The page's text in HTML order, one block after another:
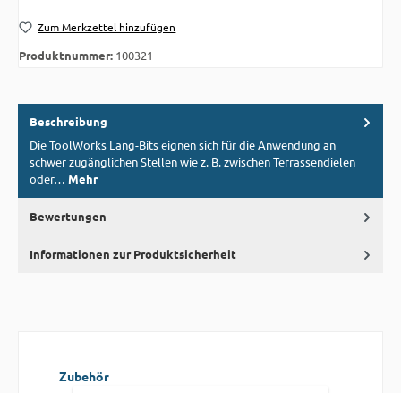
Zum Merkzettel hinzufügen
Produktnummer: 100321
Beschreibung
Die ToolWorks Lang-Bits eignen sich für die Anwendung an
schwer zugänglichen Stellen wie z. B. zwischen Terrassendielen
oder… Mehr
Bewertungen
Informationen zur Produktsicherheit
Produktgalerie überspringen
Zubehör